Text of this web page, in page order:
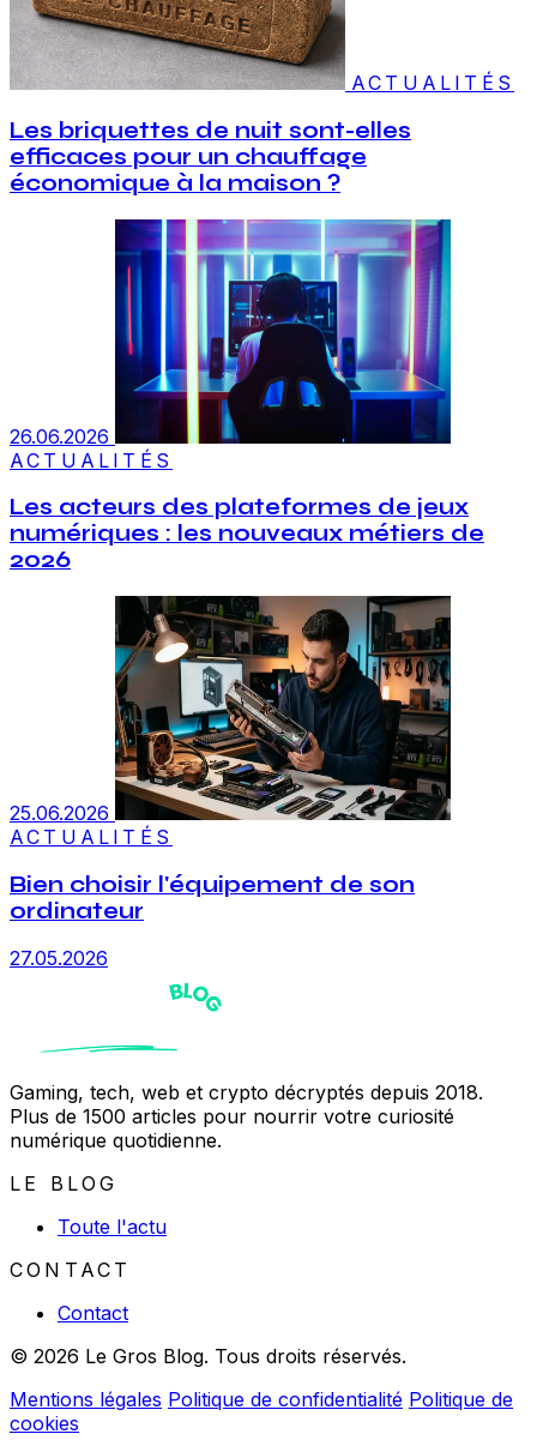
ACTUALITÉS
Les briquettes de nuit sont-elles
efficaces pour un chauffage
économique à la maison ?
26.06.2026
ACTUALITÉS
Les acteurs des plateformes de jeux
numériques : les nouveaux métiers de
2026
25.06.2026
ACTUALITÉS
Bien choisir l'équipement de son
ordinateur
27.05.2026
Gaming, tech, web et crypto décryptés depuis 2018.
Plus de 1500 articles pour nourrir votre curiosité
numérique quotidienne.
LE BLOG
Toute l'actu
CONTACT
Contact
© 2026 Le Gros Blog. Tous droits réservés.
Mentions légales Politique de confidentialité Politique de
cookies